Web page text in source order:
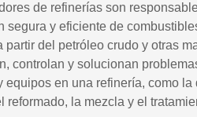
de refinerías son
segura y eficiente de
partir del petróleo crudo y otras
controlan y solucionan
equipos en una refinería, como la
reformado, la mezcla y el